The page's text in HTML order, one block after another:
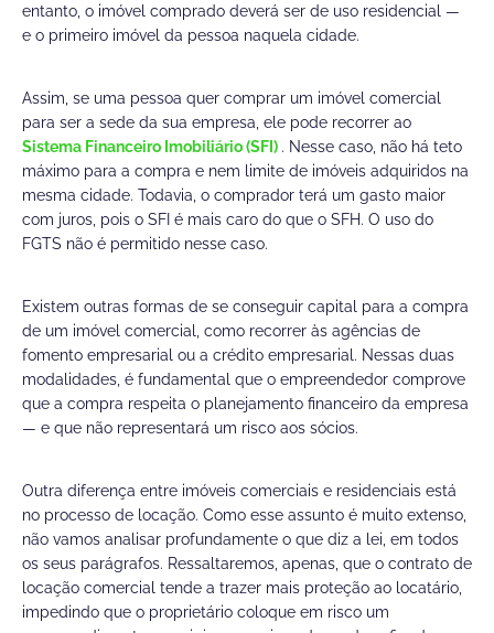
entanto, o imóvel comprado deverá ser de uso residencial —
e o primeiro imóvel da pessoa naquela cidade.
Assim, se uma pessoa quer comprar um imóvel comercial
para ser a sede da sua empresa, ele pode recorrer ao
Sistema Financeiro Imobiliário (SFI) . Nesse caso, não há teto
máximo para a compra e nem limite de imóveis adquiridos na
mesma cidade. Todavia, o comprador terá um gasto maior
com juros, pois o SFI é mais caro do que o SFH. O uso do
FGTS não é permitido nesse caso.
Existem outras formas de se conseguir capital para a compra
de um imóvel comercial, como recorrer às agências de
fomento empresarial ou a crédito empresarial. Nessas duas
modalidades, é fundamental que o empreendedor comprove
que a compra respeita o planejamento financeiro da empresa
— e que não representará um risco aos sócios.
Outra diferença entre imóveis comerciais e residenciais está
no processo de locação. Como esse assunto é muito extenso,
não vamos analisar profundamente o que diz a lei, em todos
os seus parágrafos. Ressaltaremos, apenas, que o contrato de
locação comercial tende a trazer mais proteção ao locatário,
impedindo que o proprietário coloque em risco um